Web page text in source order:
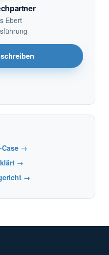
Ebert
Case →
→
→